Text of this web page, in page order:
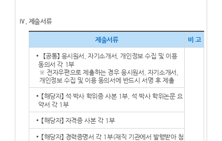
Ⅳ. 제출서류
제출서류 비 고
【공통】 응시원서, 자기소개서, 개인정보 수집 및 이용
동의서 각 1부
※ 전자우편으로 제출하는 경우 응시원서, 자기소개서,
개인정보 수집 및 이용 동의서에 반드시 서명 후 제출
【해당자】 석·박사 학위증 사본 1부, 석·박사 학위논문 요
약서 각 1부
【해당자】 자격증 사본 각 1부
【해당자】 경력증명서 각 1부(재직 기관에서 발행받아 첨